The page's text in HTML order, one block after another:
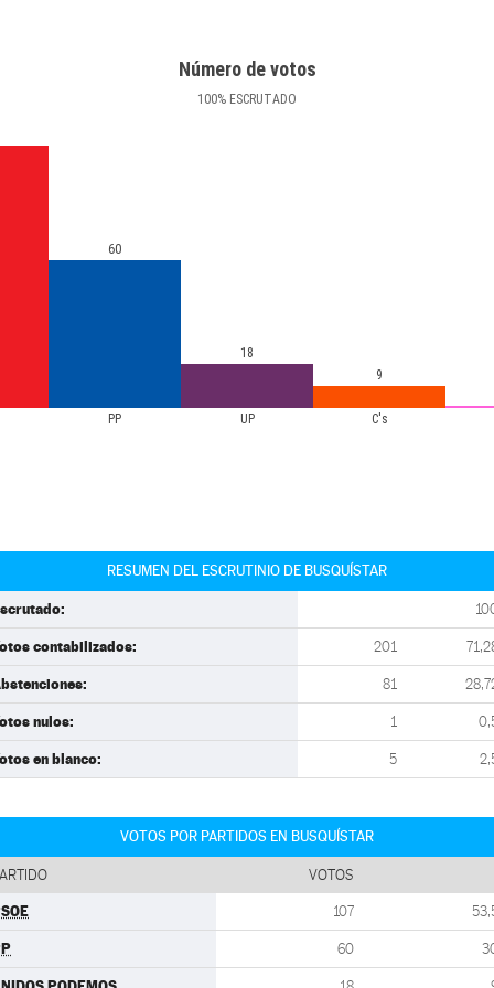
Número de votos
100% ESCRUTADO
PP UP C's
60
18
9
RESUMEN DEL ESCRUTINIO DE BUSQUÍSTAR
contabilizados: 201
81
nulos: 1
en blanco: 5
VOTOS POR PARTIDOS EN BUSQUÍSTAR
VOTOS
107
60